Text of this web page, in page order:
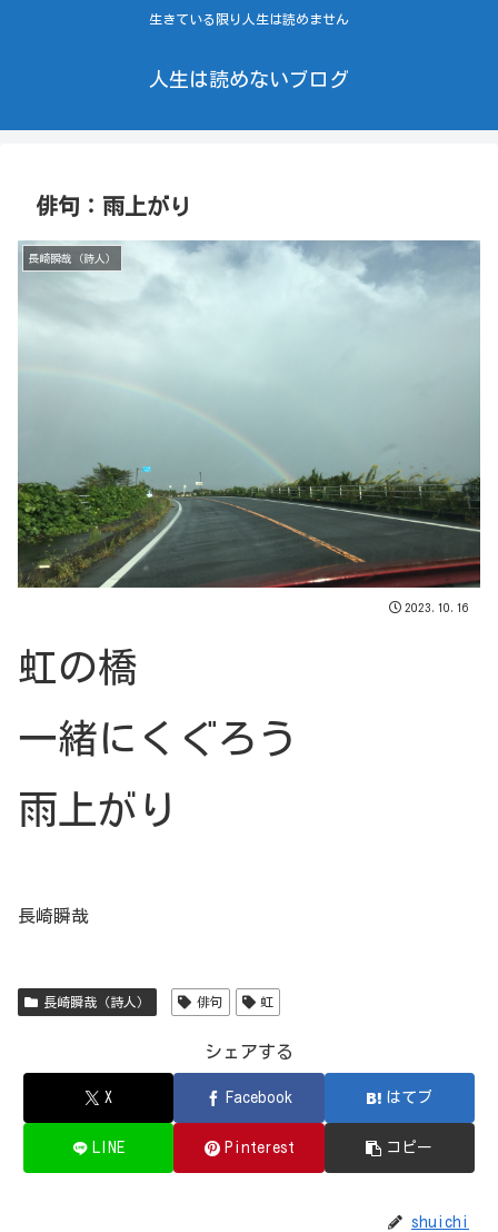
生きている限り人生は読めません
人生は読めないブログ
俳句：雨上がり
長崎瞬哉（詩人）
2023.10.16
虹の橋
一緒にくぐろう
雨上がり
長崎瞬哉
長崎瞬哉（詩人） 俳句 虹
シェアする
X Facebook はてブ
LINE Pinterest コピー
shuichi